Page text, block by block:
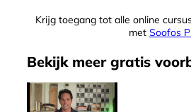
Krijg toegang tot alle online
met Soofos
Bekijk meer gratis